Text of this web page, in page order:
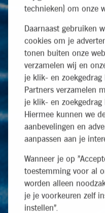
technieken) om onze
Daarnaast gebruiken
cookies om je
tonen buiten onze
verzamelen wij en
je klik- en zoekgedrag
Partners verzamelen
je klik- en zoekgedrag
Hiermee kunnen we
aanbevelingen en
aanpassen aan je
Wanneer je op
toestemming voor al
worden alleen
je je voorkeuren zelf
instellen".